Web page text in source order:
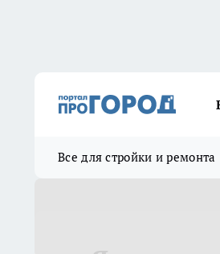
Все для стройки и ремонта